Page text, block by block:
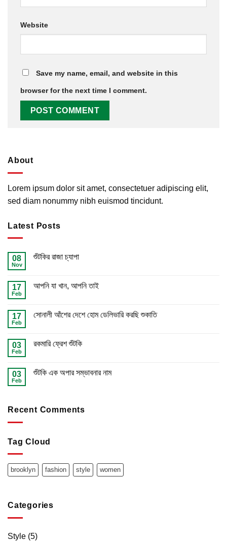
Website
Save my name, email, and website in this
browser for the next time I comment.
About
Lorem ipsum dolor sit amet, consectetuer adipiscing elit,
sed diam nonummy nibh euismod tincidunt.
Latest Posts
08
Nov
শুঁটকির রাজা চ্যাপা
17
Feb
আপনি যা খান, আপনি তাই
17
Feb
সোনালী আঁশের দেশে হোম ডেলিভারি করছি শুকাতি
03
Feb
রকমারি ফ্রেশ শুঁটকি
03
Feb
শুঁটকি এক অপার সম্ভাবনার নাম
Recent Comments
Tag Cloud
brooklyn fashion style women
Categories
Style (5)